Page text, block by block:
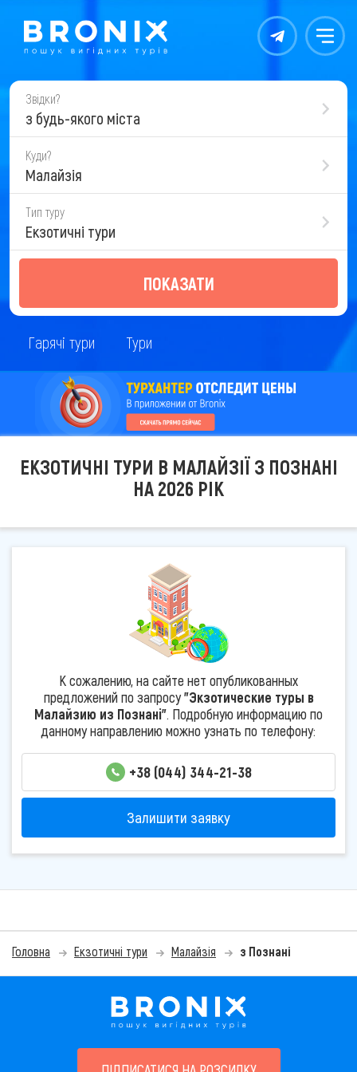
Контакты Меню
Звідки?
з будь-якого міста
Куди?
Малайзія
Тип туру
Екзотичні тури
ПОКАЗАТИ
Гарячі тури Тури
ЕКЗОТИЧНІ ТУРИ В МАЛАЙЗІЇ З ПОЗНАНІ
НА 2026 РІК
К сожалению, на сайте нет опубликованных
предложений по запросу"Экзотические туры в
Малайзию из Познані". Подробную информацию по
данному направлению можно узнать по телефону:
+38 (044) 344-21-38
Залишити заявку
Головна Екзотичні тури Малайзія з Познані